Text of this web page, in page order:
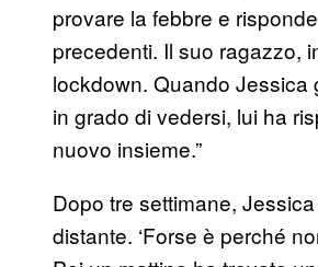
provare la febbre e
precedenti. Il suo ragazzo,
lockdown. Quando
in grado di vedersi, lui ha
nuovo insieme.”
Dopo tre settimane,
distante. ‘Forse è perché